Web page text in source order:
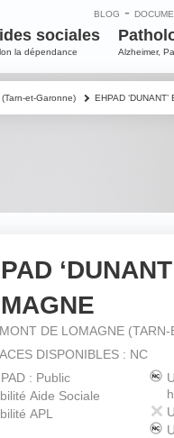
BLOG -
sociales
la dépendance Alzheimer,
*
DE LOMAGNE
DISPONIBLES : NC
: Public
Aide Sociale
APL
et-Garonne) EHPAD